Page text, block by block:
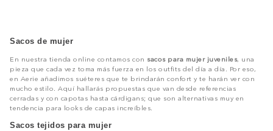
Sacos de mujer
En nuestra tienda online contamos con sacos para mujer juveniles, una
pieza que cada vez toma más fuerza en los outfits del día a día. Por eso,
en Aerie añadimos suéteres que te brindarán confort y te harán ver con
mucho estilo. Aquí hallarás propuestas que van desde referencias
cerradas y con capotas hasta cárdigans; que son alternativas muy en
tendencia para looks de capas increíbles.
Sacos tejidos para mujer